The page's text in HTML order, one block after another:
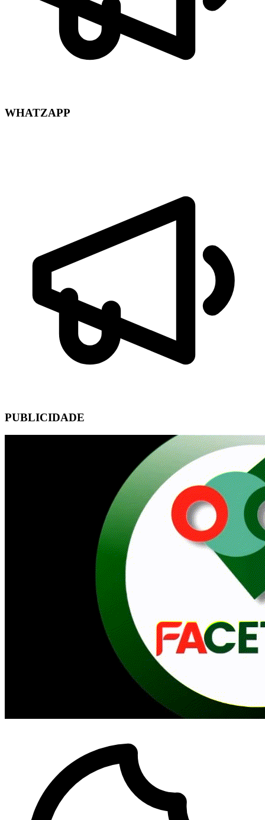
WHATZAPP
PUBLICIDADE